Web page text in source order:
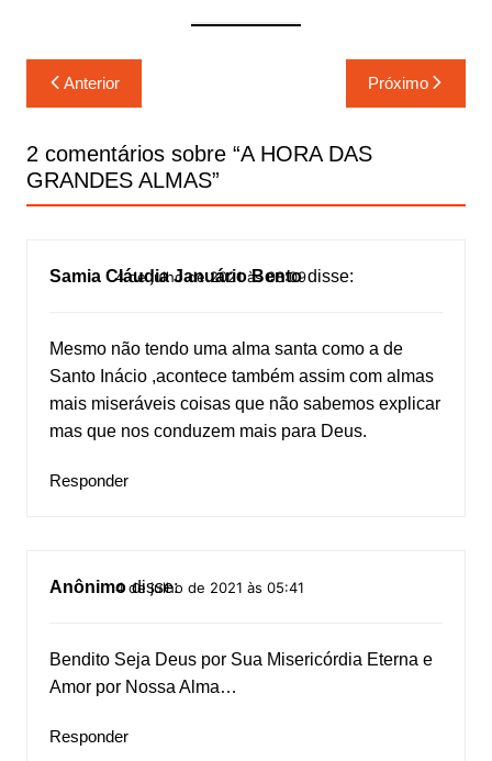
Navegação
de
Post
Anterior Próximo
2 comentários sobre “A HORA DAS
GRANDES ALMAS”
Samia Cláudia Januário Bento disse:
4 de julho de 2021 às 08:09
Mesmo não tendo uma alma santa como a de
Santo Inácio ,acontece também assim com almas
mais miseráveis coisas que não sabemos explicar
mas que nos conduzem mais para Deus.
Responder
Anônimo disse:
4 de julho de 2021 às 05:41
Bendito Seja Deus por Sua Misericórdia Eterna e
Amor por Nossa Alma…
Responder